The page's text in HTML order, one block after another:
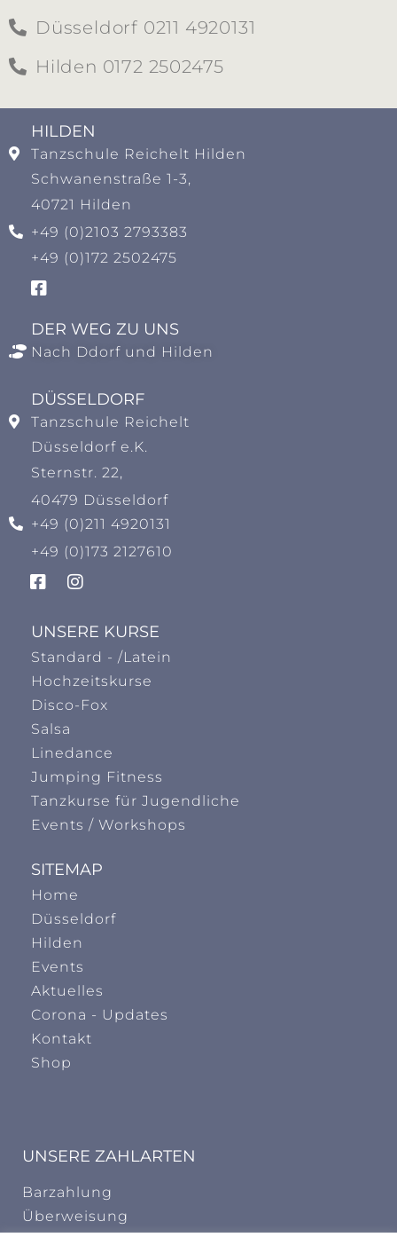
Düsseldorf 0211 4920131
Hilden 0172 2502475
HILDEN​
Tanzschule Reichelt Hilden
Schwanenstraße 1-3,
40721 Hilden
+49 (0)2103 2793383
+49 (0)172 2502475
DER WEG ZU UNS
Nach Ddorf und Hilden
DÜSSELDORF
Tanzschule Reichelt
Düsseldorf e.K.
Sternstr. 22,
40479 Düsseldorf
+49 (0)211 4920131
+49 (0)173 2127610
SITEMAP
Home
Düsseldorf
Hilden
Events
Aktuelles
Corona - Updates
Kontakt
Shop
UNSERE KURSE
Standard - /Latein
Hochzeitskurse
Disco-Fox
Salsa
Linedance
Jumping Fitness
Tanzkurse für Jugendliche
Events / Workshops
UNSERE ZAHLARTEN
Barzahlung
Überweisung